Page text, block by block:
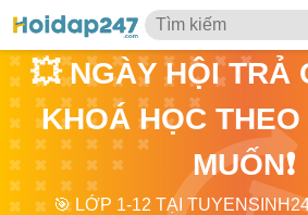
💥 NGÀY HỘI TRẢ
KHOÁ HỌC
MUỐN❗
🎯 LỚP 1-12 TẠI